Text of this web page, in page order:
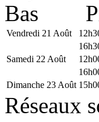
Vendredi 21 Août
Samedi 22 Août
Dimanche 23 Août
Réseaux